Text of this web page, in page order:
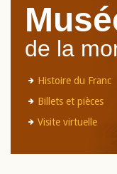
de la
Histoire du Franc
Billets et pièces
Visite virtuelle